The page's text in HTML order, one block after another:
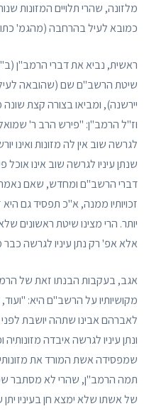
מלזונה, שהרי תלויים המזונות
כמובא לעיל בהרחבה (מהגמ'
ראשית, נביא את דברי הרמב"ן
שיטת הרשב"ם שם (שהובאה
יירשנה), ומביאו בצורה קצת
וז"ל הרמב"ן: "פירש הרב ר' שמואל
לגרשה שוב אין לה מזונות ואינו
שנתן עיניו לגרשה שוב אינו
דברי הרשב"ם ומחדש, שאם נאמר
זכויותיו ממנה, א"כ תפסיד גם היא
יותר. הרי מצינו שיטת ראשונים
אלא אפ' רק נתן עיניו לגרשה כבר
אגב, בעקבות הבנתו זאת של
מקושיותיו על הרשב"ם היא:
לאברהם אבינו שתהה יושבת
ונתן עיניו לגרשה איבדה
שמפסידה אשת המורד את
תמה הרמב"ן, שהרי לא מסתבר
של אשתו שלא ימצא חן בעיניו יתן